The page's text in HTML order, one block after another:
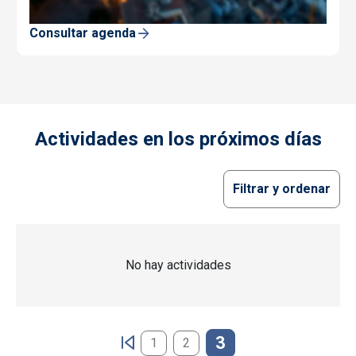
Consultar agenda
Actividades en los próximos días
Filtrar y ordenar
No hay actividades
1 2 3